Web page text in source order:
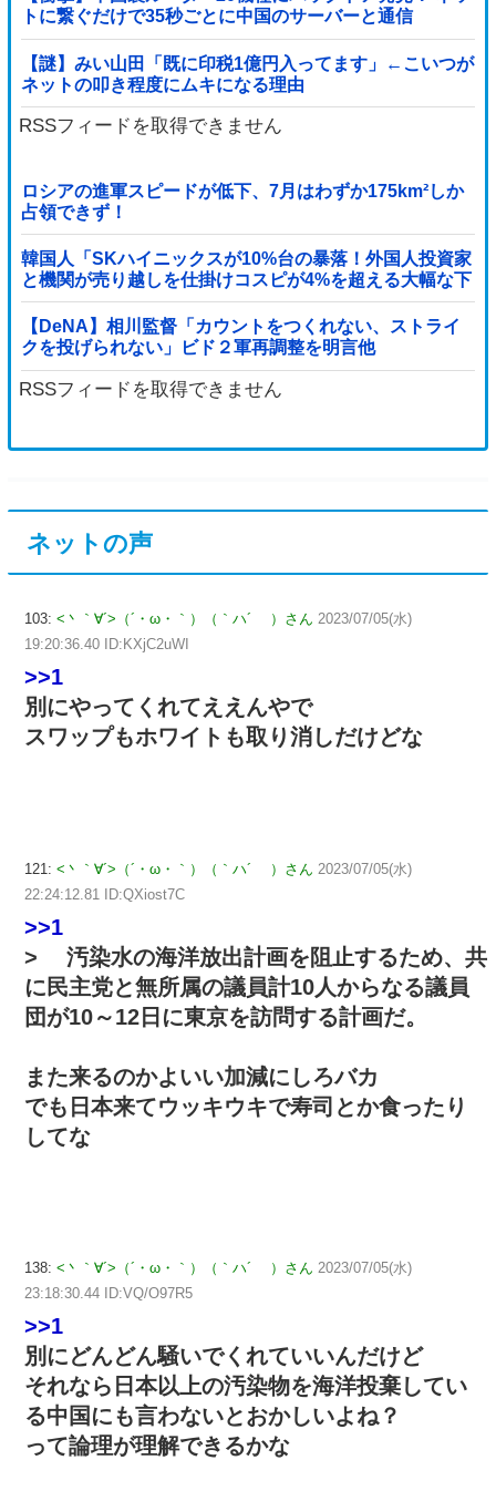
トに繋ぐだけで35秒ごとに中国のサーバーと通信
【謎】みい山田「既に印税1億円入ってます」←こいつが
ネットの叩き程度にムキになる理由
RSSフィードを取得できません
ロシアの進軍スピードが低下、7月はわずか175km²しか
占領できず！
韓国人「SKハイニックスが10%台の暴落！外国人投資家
と機関が売り越しを仕掛けコスピが4%を超える大幅な下
落‥」
【DeNA】相川監督「カウントをつくれない、ストライ
クを投げられない」ビド２軍再調整を明言他
RSSフィードを取得できません
ネットの声
103: <丶｀∀´>（´・ω・｀）（｀ハ´ ）さん 2023/07/05(水)
19:20:36.40 ID:KXjC2uWI
>>1
別にやってくれてええんやで
スワップもホワイトも取り消しだけどな
121: <丶｀∀´>（´・ω・｀）（｀ハ´ ）さん 2023/07/05(水)
22:24:12.81 ID:QXiost7C
>>1
> 汚染水の海洋放出計画を阻止するため、共
に民主党と無所属の議員計10人からなる議員
団が10～12日に東京を訪問する計画だ。
また来るのかよいい加減にしろバカ
でも日本来てウッキウキで寿司とか食ったり
してな
138: <丶｀∀´>（´・ω・｀）（｀ハ´ ）さん 2023/07/05(水)
23:18:30.44 ID:VQ/O97R5
>>1
別にどんどん騒いでくれていいんだけど
それなら日本以上の汚染物を海洋投棄してい
る中国にも言わないとおかしいよね？
って論理が理解できるかな